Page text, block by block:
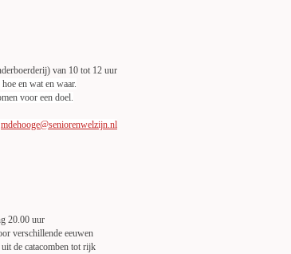
van 10 tot 12 uur
en wat en waar.
voor een doel.
mdehooge@seniorenwelzijn.nl
20.00 uur
verschillende eeuwen
de catacomben tot rijk